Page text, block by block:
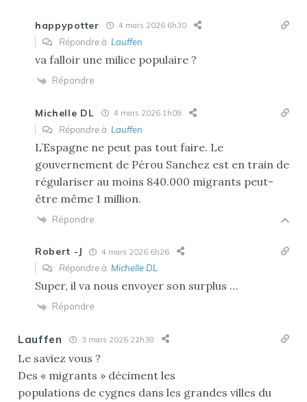
happypotter 4 mars 2026 6h30
Répondre à Lauffen
va falloir une milice populaire ?
Répondre
Michelle DL 4 mars 2026 1h09
Répondre à Lauffen
L’Espagne ne peut pas tout faire. Le
gouvernement de Pérou Sanchez est en train de
régulariser au moins 840.000 migrants peut-
être même 1 million.
Répondre
Robert -J 4 mars 2026 6h26
Répondre à Michelle DL
Super, il va nous envoyer son surplus …
Répondre
Lauffen 3 mars 2026 22h38
Le saviez vous ?
Des « migrants » déciment les
populations de cygnes dans les grandes villes du